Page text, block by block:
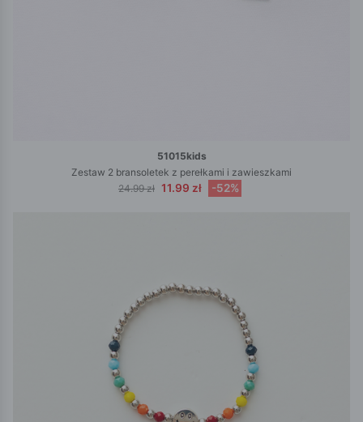
51015kids
Zestaw 2 bransoletek z perełkami i zawieszkami
24.99 zł 11.99 zł -52%